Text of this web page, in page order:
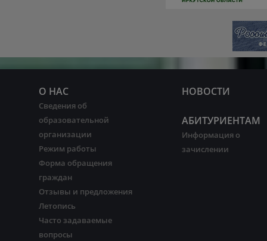
О НАС
Сведения об
образовательной
организации
Режим работы
Форма обращения
граждан
Отзывы и предложения
Летопись
Часто задаваемые
вопросы
НОВОСТИ
АБИТУРИЕНТАМ
Информация о
зачислении